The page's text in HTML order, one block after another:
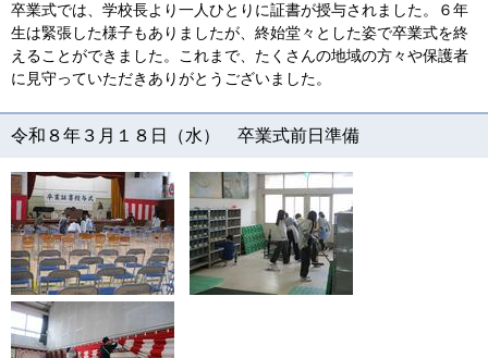
卒業式では、学校長より一人ひとりに証書が授与されました。６年
生は緊張した様子もありましたが、終始堂々とした姿で卒業式を終
えることができました。これまで、たくさんの地域の方々や保護者
に見守っていただきありがとうございました。
令和８年３月１８日（水） 卒業式前日準備